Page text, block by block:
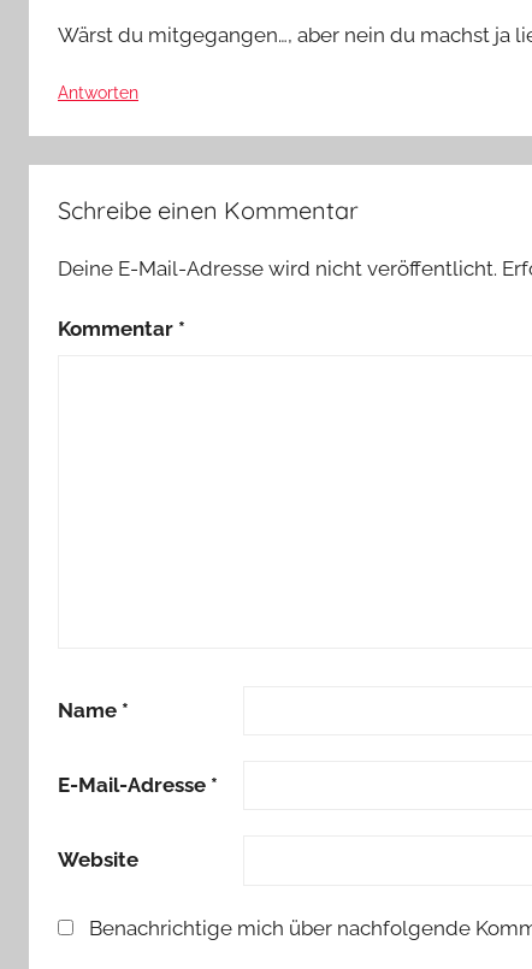
Wärst du mitgegangen…, aber nein du machst ja
Antworten
Schreibe einen Kommentar
Deine E-Mail-Adresse wird nicht veröffentlicht.
Kommentar *
Name *
E-Mail-Adresse *
Website
Benachrichtige mich über nachfolgende